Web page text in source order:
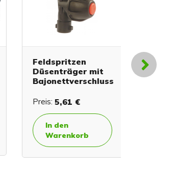
Feldspritzen
Düsenträger mit
Bajonettverschluss
Preis: 5,61 €
In den
Warenkorb